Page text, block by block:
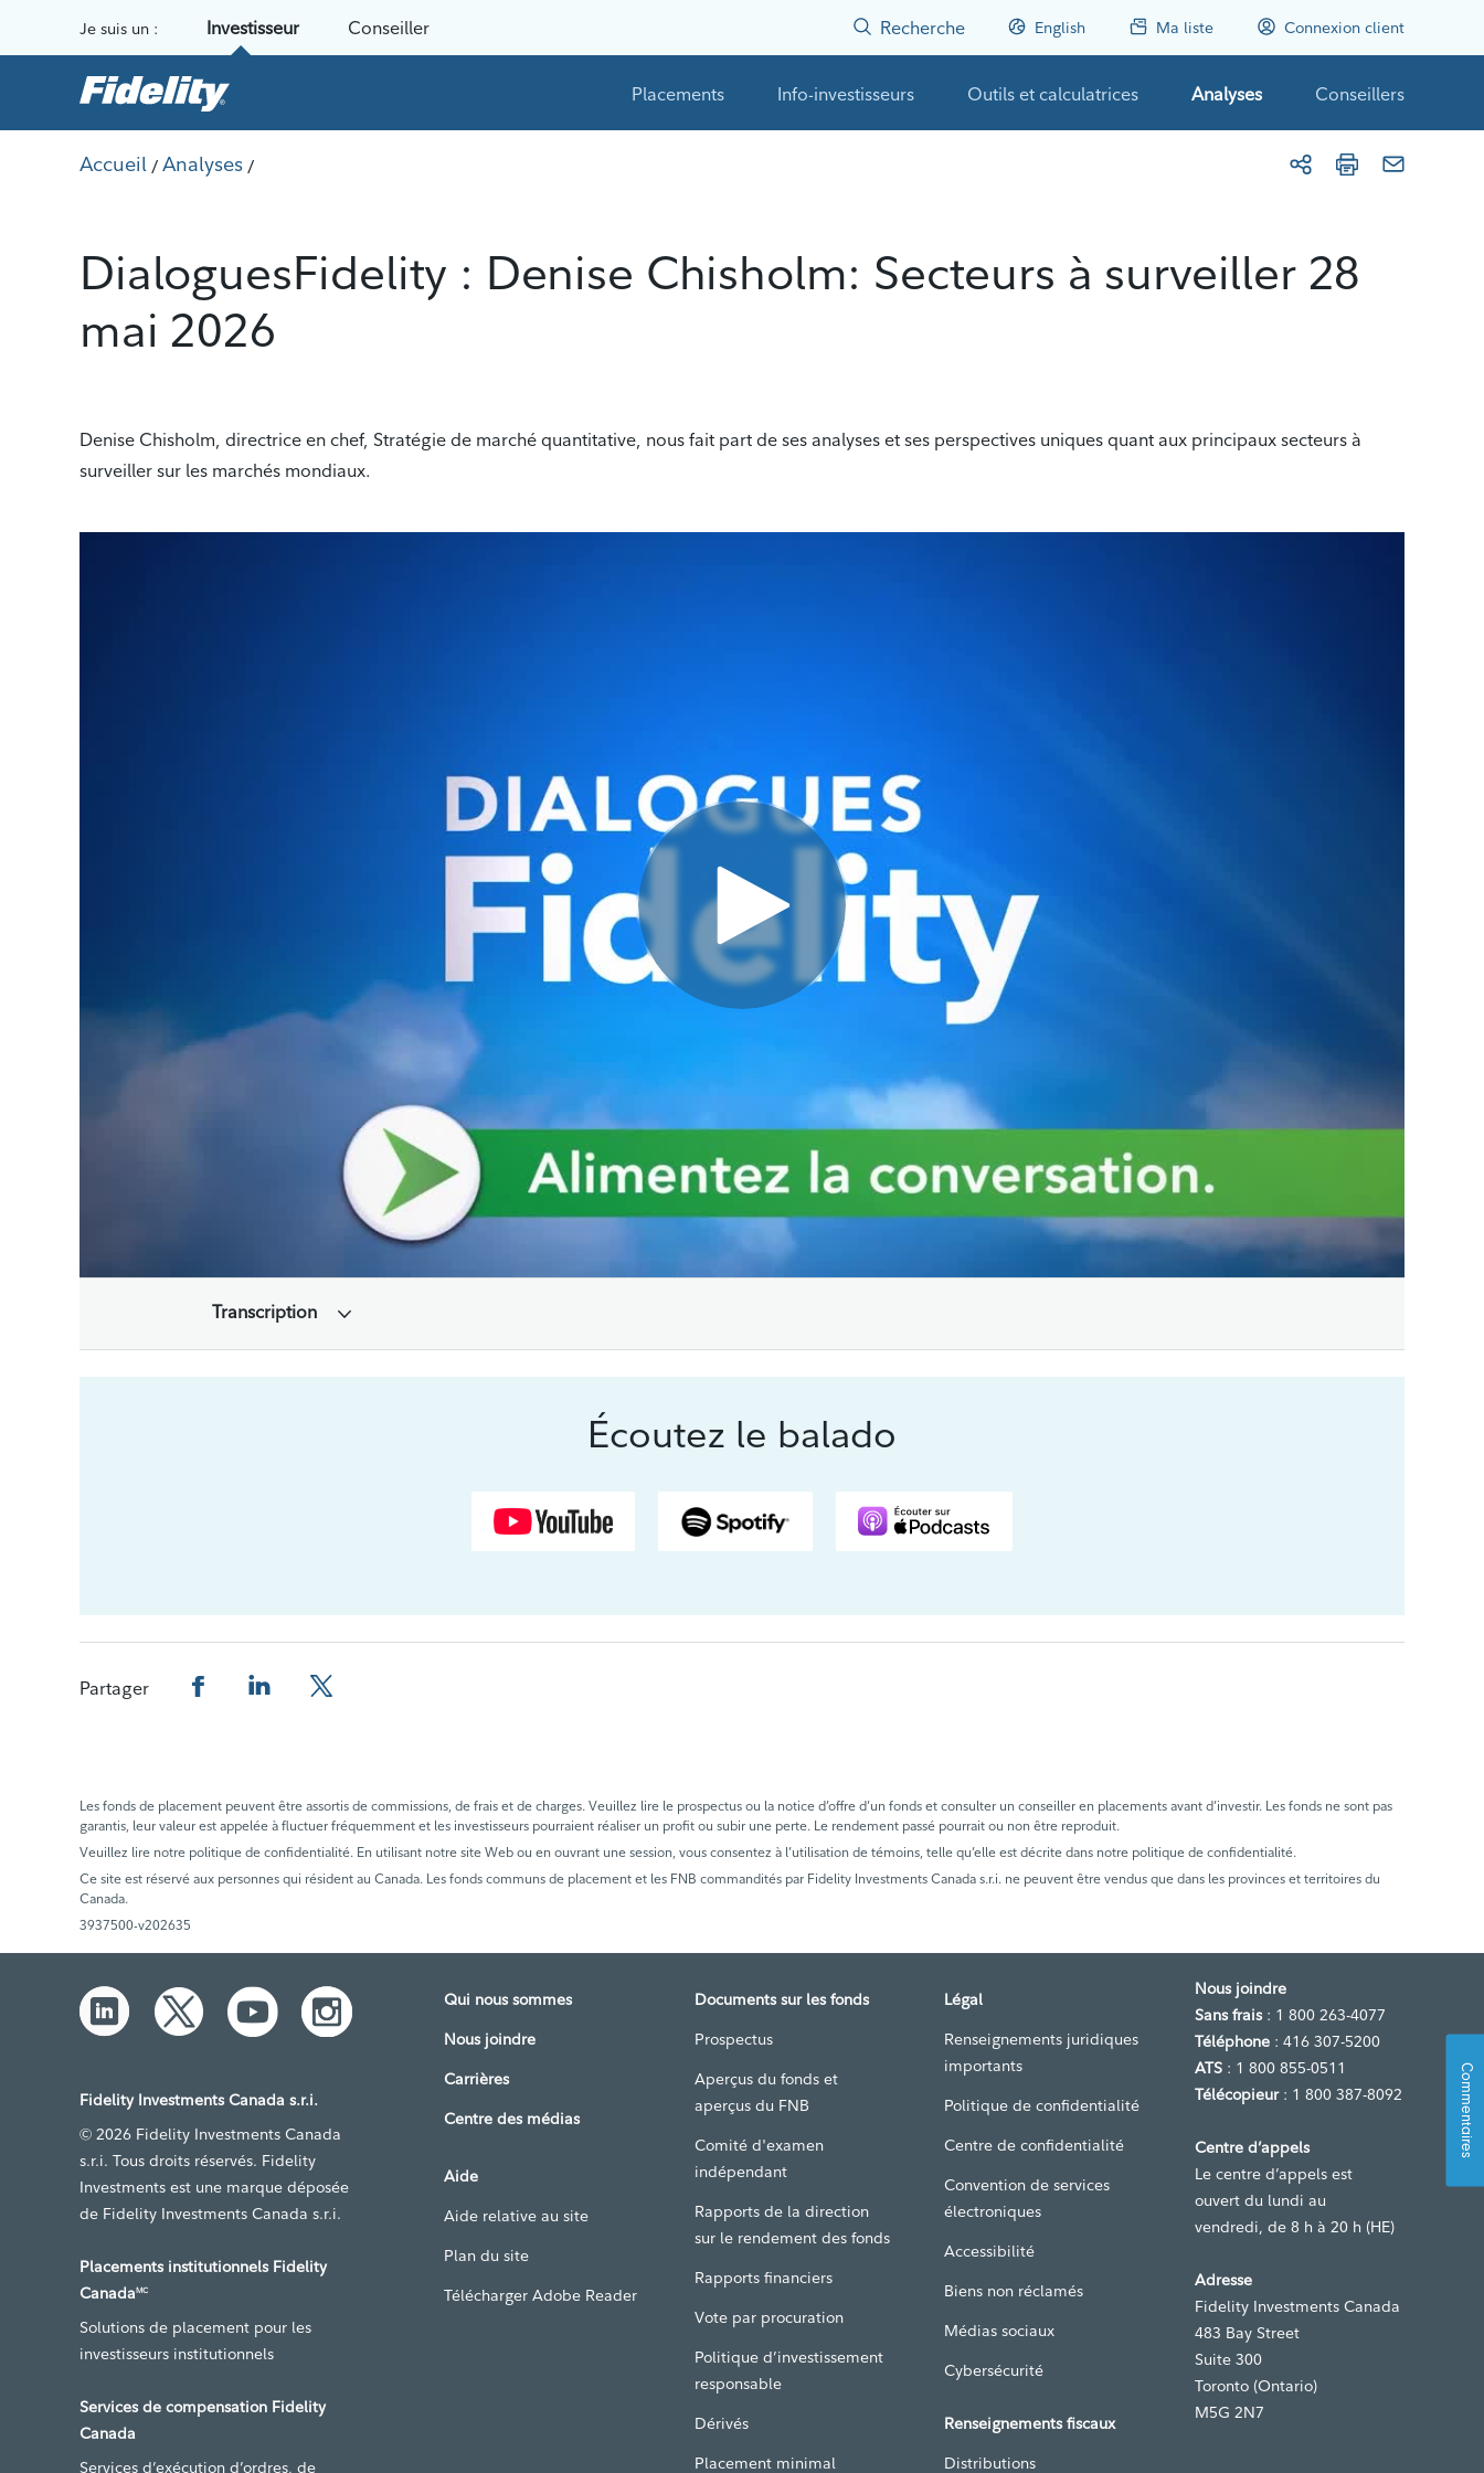
Je suis un : Investisseur Conseiller Recherche English Ma liste Connexion client
Placements Info-investisseurs Outils et calculatrices Analyses Conseillers
Accueil / Analyses /
DialoguesFidelity : Denise Chisholm: Secteurs à surveiller 28
mai 2026
Denise Chisholm, directrice en chef, Stratégie de marché quantitative, nous fait part de ses analyses et ses perspectives uniques quant aux principaux secteurs à
surveiller sur les marchés mondiaux.
Transcription
Écoutez le balado
Partager
Les fonds de placement peuvent être assortis de commissions, de frais et de charges. Veuillez lire le prospectus ou la notice d’offre d’un fonds et consulter un conseiller en placements avant d’investir. Les fonds ne sont pas
garantis, leur valeur est appelée à fluctuer fréquemment et les investisseurs pourraient réaliser un profit ou subir une perte. Le rendement passé pourrait ou non être reproduit.
Veuillez lire notre politique de confidentialité. En utilisant notre site Web ou en ouvrant une session, vous consentez à l’utilisation de témoins, telle qu’elle est décrite dans notre politique de confidentialité.
Ce site est réservé aux personnes qui résident au Canada. Les fonds communs de placement et les FNB commandités par Fidelity Investments Canada s.r.i. ne peuvent être vendus que dans les provinces et territoires du
Canada.
3937500-v202635
Fidelity Investments Canada s.r.i.
© 2026 Fidelity Investments Canada
s.r.i. Tous droits réservés. Fidelity
Investments est une marque déposée
de Fidelity Investments Canada s.r.i.
Placements institutionnels Fidelity
CanadaMC
Solutions de placement pour les
investisseurs institutionnels
Services de compensation Fidelity
Canada
Services d’exécution d’ordres, de
Qui nous sommes
Nous joindre
Carrières
Centre des médias
Aide
Aide relative au site
Plan du site
Télécharger Adobe Reader
Documents sur les fonds
Prospectus
Aperçus du fonds et
aperçus du FNB
Comité d'examen
indépendant
Rapports de la direction
sur le rendement des fonds
Rapports financiers
Vote par procuration
Politique d’investissement
responsable
Dérivés
Placement minimal
Légal
Renseignements juridiques
importants
Politique de confidentialité
Centre de confidentialité
Convention de services
électroniques
Accessibilité
Biens non réclamés
Médias sociaux
Cybersécurité
Renseignements fiscaux
Distributions
Nous joindre
Sans frais: 1 800 263-4077
Téléphone : 416 307-5200
ATS : 1 800 855-0511
Télécopieur: 1 800 387-8092
Centre d’appels
Le centre d’appels est
ouvert du lundi au
vendredi, de 8 h à 20 h (HE)
Adresse
Fidelity Investments Canada
483 Bay Street
Suite 300
Toronto (Ontario)
M5G 2N7
Commentaires